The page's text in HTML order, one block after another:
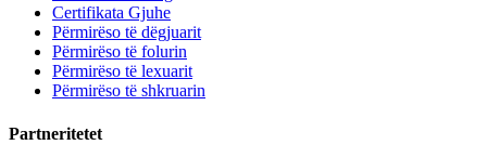
Certifikata Gjuhe
Përmirëso të dëgjuarit
Përmirëso të folurin
Përmirëso të lexuarit
Përmirëso të shkruarin
Partneritetet